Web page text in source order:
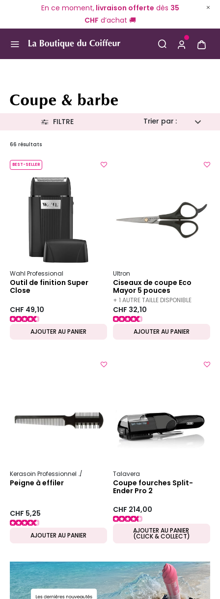
En ce moment,livraison offerte dès 35
CHF d’achat 🚚
Coupe & barbe
Trier par :
FILTRE
66 résultats
BEST-SELLER
Wahl Professional
Outil de finition Super
Close
CHF 49,10
AJOUTER AU PANIER
Ultron
Ciseaux de coupe Eco
Mayor 5 pouces
+ 1 AUTRE TAILLE DISPONIBLE
CHF 32,10
AJOUTER AU PANIER
Kerasoin Professionnel Matériel Coiffure Peigne
Peigne à effiler
CHF 5,25
AJOUTER AU PANIER
Talavera
Coupe fourches Split-
Ender Pro 2
CHF 214,00
AJOUTER AU PANIER
(CLICK & COLLECT)